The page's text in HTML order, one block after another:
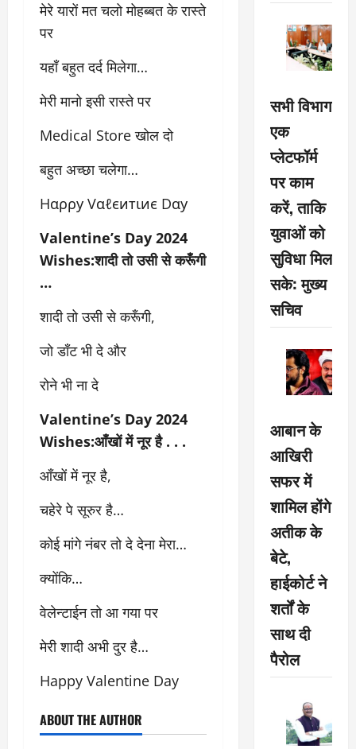
मेरे यारों मत चलो मोहब्बत के रास्ते
पर
यहाँ बहुत दर्द मिलेगा…
मेरी मानो इसी रास्ते पर
Medical Store खोल दो
बहुत अच्छा चलेगा…
Hαρρу Vαℓєитιиє Dαу
Valentine’s Day 2024
Wishes:शादी तो उसी से करूँगी
…
शादी तो उसी से करूँगी,
जो डाँट भी दे और
रोने भी ना दे
Valentine’s Day 2024
Wishes:आँखों में नूर है . . .
आँखों में नूर है,
चहेरे पे सूरुर है…
कोई मांगे नंबर तो दे देना मेरा…
क्योंकि…
वेलेन्टाईन तो आ गया पर
मेरी शादी अभी दुर है…
Happy Valentine Day
ABOUT THE AUTHOR
सभी विभाग
एक
प्लेटफॉर्म
पर काम
करें, ताकि
युवाओं को
सुविधा मिल
सके: मुख्य
सचिव
आबान के
आखिरी
सफर में
शामिल होंगे
अतीक के
बेटे,
हाईकोर्ट ने
शर्तों के
साथ दी
पैरोल